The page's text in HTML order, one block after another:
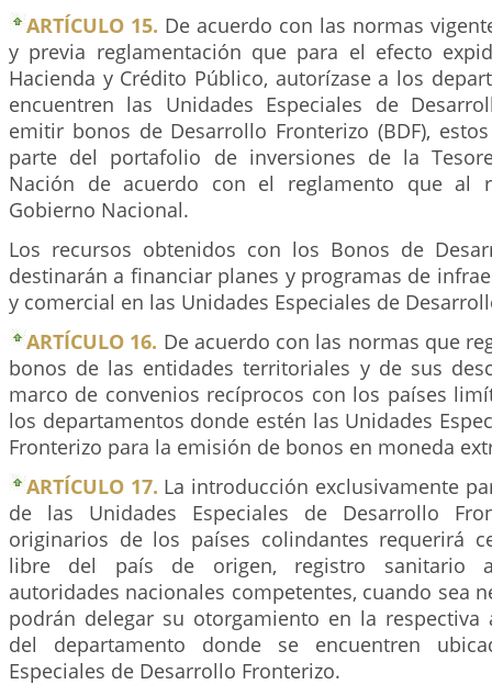
ARTÍCULO 15. De acuerdo con las normas
y previa reglamentación que para el efecto
Hacienda y Crédito Público, autorízase a los
encuentren las Unidades Especiales de
emitir bonos de Desarrollo Fronterizo (BDF),
parte del portafolio de inversiones de la
Nación de acuerdo con el reglamento que al
Gobierno Nacional.
Los recursos obtenidos con los Bonos de
destinarán a financiar planes y programas de
y comercial en las Unidades Especiales de
ARTÍCULO 16. De acuerdo con las normas que
bonos de las entidades territoriales y de sus
marco de convenios recíprocos con los países
los departamentos donde estén las Unidades
Fronterizo para la emisión de bonos en moneda
ARTÍCULO 17. La introducción exclusivamente
de las Unidades Especiales de Desarrollo
originarios de los países colindantes requerirá
libre del país de origen, registro sanitario
autoridades nacionales competentes, cuando sea
podrán delegar su otorgamiento en la respectiva
del departamento donde se encuentren
Especiales de Desarrollo Fronterizo.